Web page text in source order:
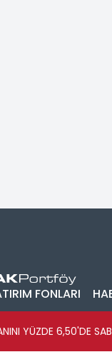
FONLARI
YÜZDE 6,50'DE